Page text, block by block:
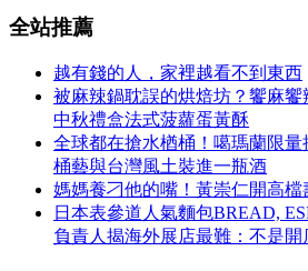
全站推薦
越有錢的人，家裡越看不到東西
被麻辣鍋耽誤的烘焙坊？饗麻
中秋禮盒法式菠蘿蛋黃酥
全球都在搶水楢桶！噶瑪蘭限
桶藝與台灣風土裝進一瓶酒
媽媽養刁他的嘴！黃崇仁開高
日本表參道人氣麵包BREAD,
負責人揭海外展店最難：不是